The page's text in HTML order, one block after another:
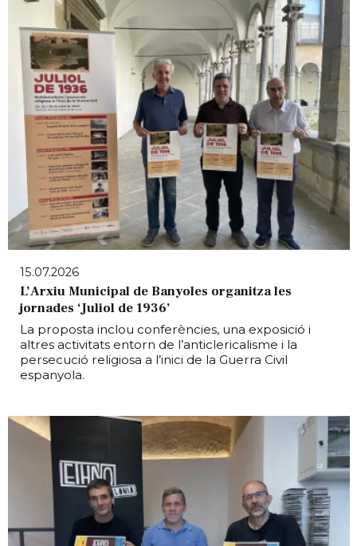
15.07.2026
L’Arxiu Municipal de Banyoles organitza les
jornades ‘Juliol de 1936’
La proposta inclou conferències, una exposició i
altres activitats entorn de l’anticlericalisme i la
persecució religiosa a l’inici de la Guerra Civil
espanyola.